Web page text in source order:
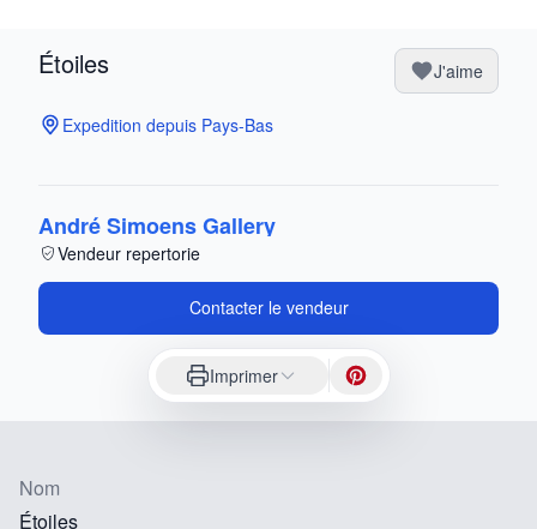
Étoiles J'aime
Expedition depuis Pays-Bas
André Simoens Gallery
Vendeur repertorie
Contacter le vendeur
Imprimer
Nom
Étoiles